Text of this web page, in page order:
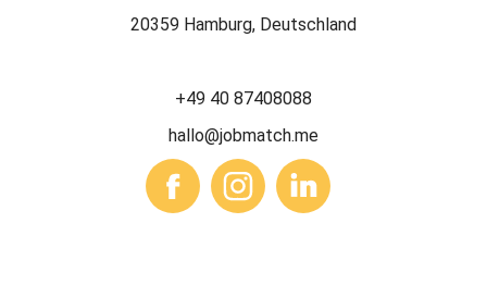
20359 Hamburg, Deutschland
+49 40 87408088
hallo@jobmatch.me